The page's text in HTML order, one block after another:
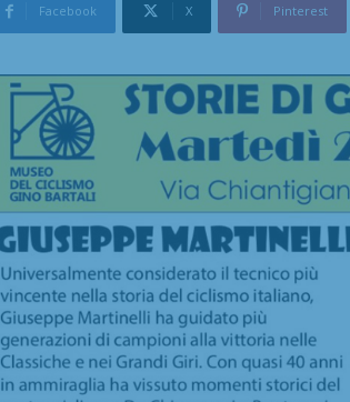
Facebook X Pinterest